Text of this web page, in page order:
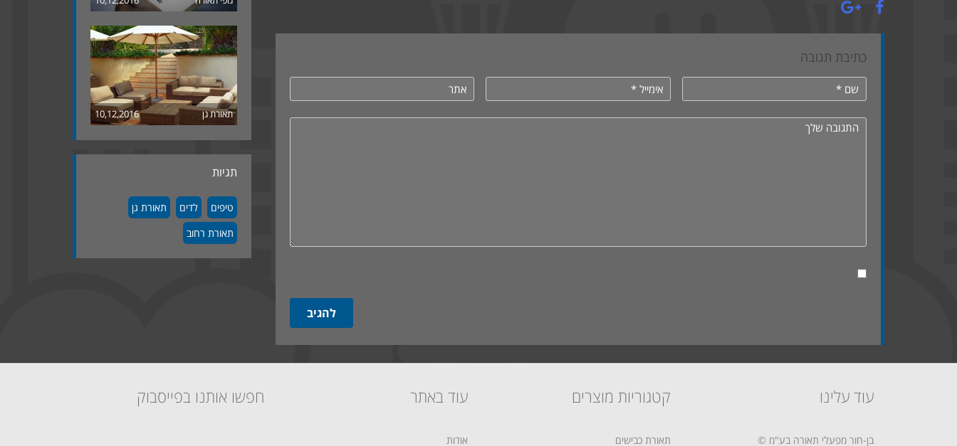
כתיבת תגובה
תאורת גן 10,12,2016
תגיות
טיפים לדים
תאורת גן
תאורת רחוב
חפשו אותנו בפייסבוק עוד באתר
אודות
קטגוריות מוצרים
תאורת כבישים
עוד עלינו
בן-חור מפעלי תאורה בע"מ ©